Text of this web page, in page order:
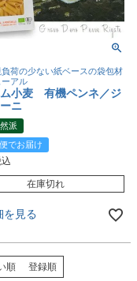
負荷の少ない紙ベースの袋包材
ーアル
小麦 有機ペンネ／ジ
ニ
派
でお届け
在庫切れ
を見る
順 登録順